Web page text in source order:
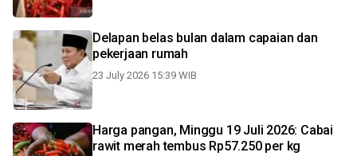
Delapan belas bulan dalam capaian dan
pekerjaan rumah
23 July 2026 15:39 WIB
Harga pangan, Minggu 19 Juli 2026: Cabai
rawit merah tembus Rp57.250 per kg